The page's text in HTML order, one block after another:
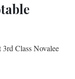
Class Novalee